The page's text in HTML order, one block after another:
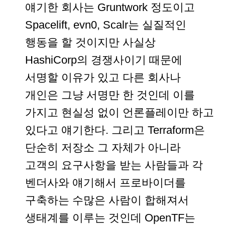
얘기한 회사는 Gruntwork 정도이고
Spacelift, evn0, Scalr는 실질적인
행동을 할 것이지만 사실상
HashiCorp의 경쟁사이기 때문에
서명할 이유가 있고 다른 회사나
개인은 그냥 서명만 한 것인데 이를
가지고 현실성 없이 언론플레이만 하고
있다고 얘기한다. 그리고 Terraform은
단순히 저장소 그 자체가 아니라
고객의 요구사항을 받는 사람들과 각
벤더사와 얘기해서 프로바이더를
구축하는 수많은 사람이 합해져서
생태계를 이루는 것인데 OpenTF는